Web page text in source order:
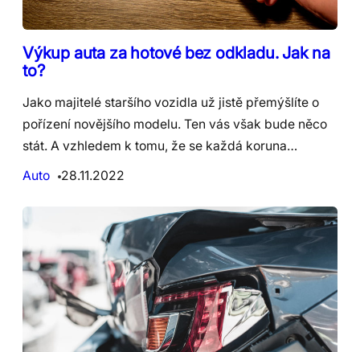
Výkup auta za hotové bez odkladu. Jak na
to?
Jako majitelé staršího vozidla už jistě přemýšlíte o
pořízení novějšího modelu. Ten vás však bude něco
stát. A vzhledem k tomu, že se každá koruna…
Auto
28.11.2022